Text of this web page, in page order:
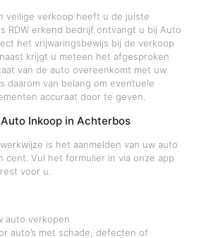
veilige verkoop heeft u de juiste
RDW erkend bedrijf ontvangt u bij Auto
het vrijwaringsbewijs bij de verkoop
krijgt u meteen het afgesproken
van de auto overeenkomt met uw
daarom van belang om eventuele
accuraat door te geven.
Inkoop in Achterbos
is het aanmelden van uw auto
cent. Vul het formulier in via onze app
voor u.
auto verkopen
auto’s met schade, defecten of